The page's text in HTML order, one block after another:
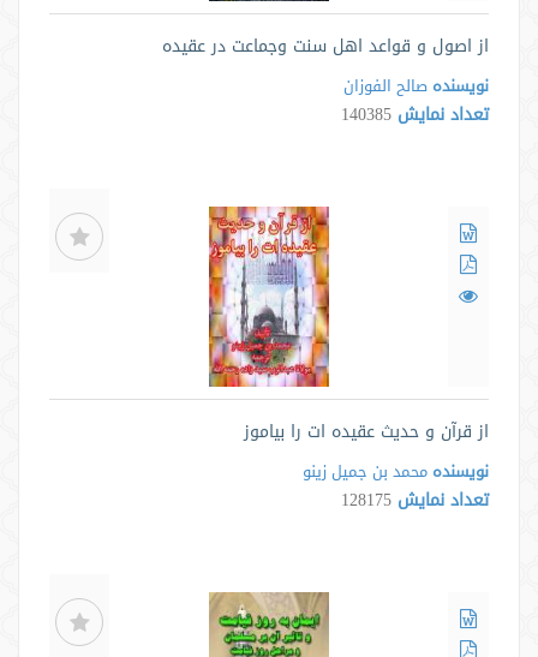
از اصول و قواعد اهل سنت وجماعت در عقیده
نویسنده صالح الفوزان
تعداد نمایش 140385
از قرآن و حدیث عقیده ات را بیاموز
نویسنده محمد بن جمیل زینو
تعداد نمایش 128175